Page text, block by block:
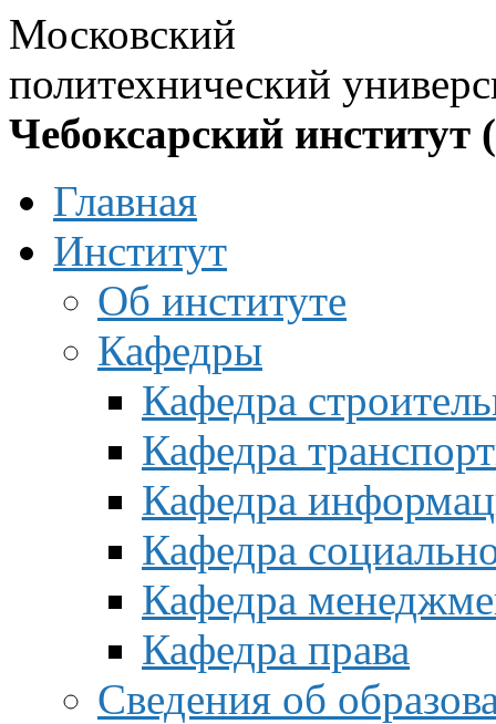
Московский
политехнический
Чебоксарский институт
Главная
Институт
Об институте
Кафедры
Кафедра
Кафедра
Кафедра
Кафедра
Кафедра
Кафедра права
Сведения об